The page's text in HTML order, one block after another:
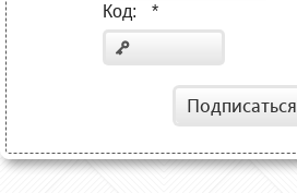
Код: *
Подписаться